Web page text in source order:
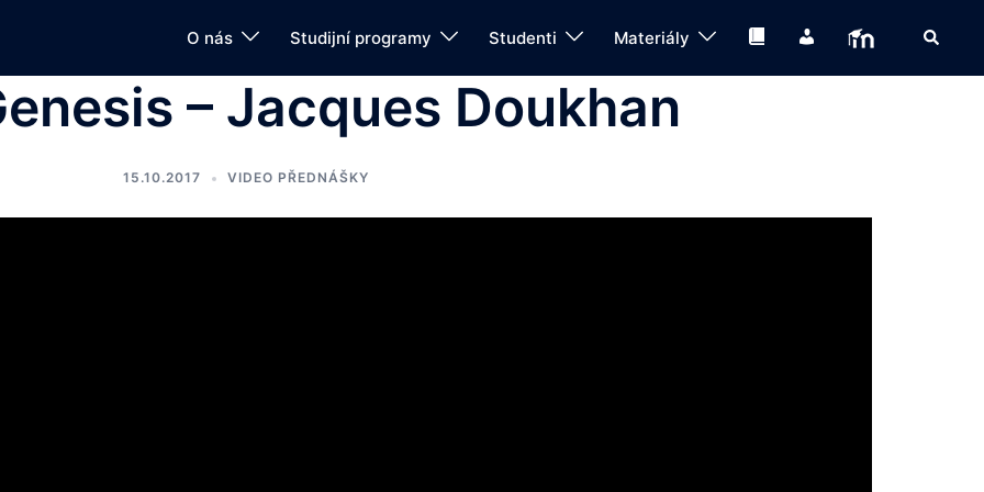
O nás Studijní programy Studenti Materiály Knihovna MoodleSearch
– Jacques Doukhan
15.10.2017 VIDEO PŘEDNÁŠKY